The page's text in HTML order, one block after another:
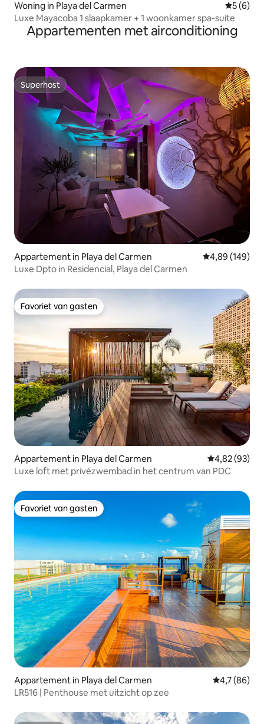
Woning in Playa del Carmen
5 (6)
Luxe Mayacoba 1 slaapkamer + 1 woonkamer spa-suite
Appartementen met airconditioning
Superhost
Superhost
Appartement in Playa del Carmen Gemiddelde
4,89 (149)
Luxe Dpto in Residencial, Playa del Carmen
Favoriet van gasten
Favoriet van gasten
Appartement in Playa del Carmen Gemiddelde
4,82 (93)
Luxe loft met privézwembad in het centrum van PDC
Favoriet van gasten
Favoriet van gasten
Appartement in Playa del Carmen
4,7 (86)
LR516 | Penthouse met uitzicht op zee